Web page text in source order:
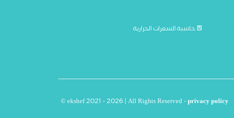
حاسبة السعرات الحرارية
© ekshef 2021 - 2026 | All Rights Reserved -privacy policy